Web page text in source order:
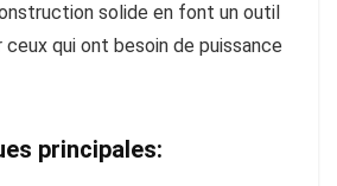
solide en font un outil
ceux qui ont besoin de puissance
principales: